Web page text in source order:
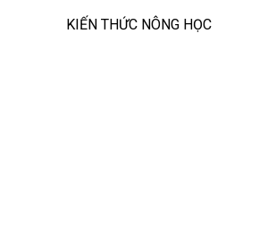
KIẾN THỨC NÔNG HỌC